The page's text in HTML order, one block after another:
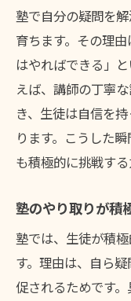
塾で自分の疑問を
育ちます。その理
はやればできる」
えば、講師の丁寧
き、生徒は自信を
ります。こうした
も積極的に挑戦する
塾のやり取りが積
塾では、生徒が積
す。理由は、自ら
促されるためです